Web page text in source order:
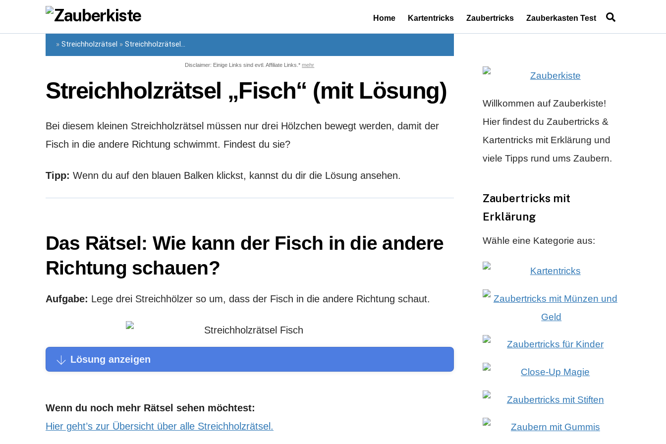
Home Kartentricks Zaubertricks Zauberkasten Test
» Streichholzrätsel » Streichholzrätsel...
Disclaimer: Einige Links sind evtl. Affiliate Links.*mehr
Streichholzrätsel „Fisch“ (mit Lösung)
Bei diesem kleinen Streichholzrätsel müssen nur drei Hölzchen bewegt werden, damit der
Fisch in die andere Richtung schwimmt. Findest du sie?
Tipp: Wenn du auf den blauen Balken klickst, kannst du dir die Lösung ansehen.
Das Rätsel: Wie kann der Fisch in die andere
Richtung schauen?
Aufgabe: Lege drei Streichhölzer so um, dass der Fisch in die andere Richtung schaut.
Lösung anzeigen
Wenn du noch mehr Rätsel sehen möchtest:
Hier geht’s zur Übersicht über alle Streichholzrätsel.
Willkommen auf Zauberkiste!
Hier findest du Zaubertricks &
Kartentricks mit Erklärung und
viele Tipps rund ums Zaubern.
Zaubertricks mit
Erklärung
Wähle eine Kategorie aus: